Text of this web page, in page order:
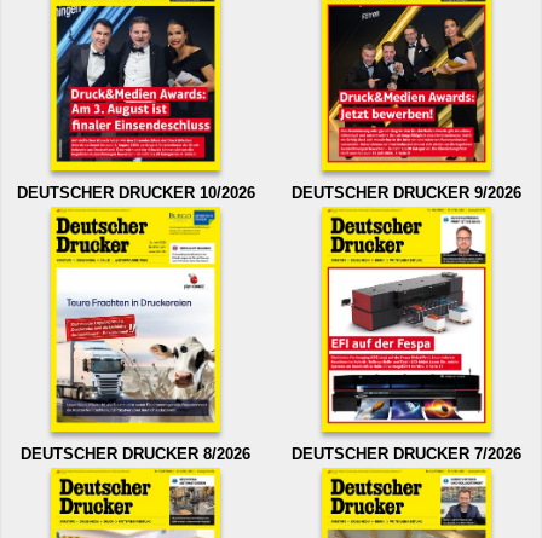
DEUTSCHER DRUCKER 10/2026 DEUTSCHER DRUCKER 9/2026
DEUTSCHER DRUCKER 8/2026 DEUTSCHER DRUCKER 7/2026